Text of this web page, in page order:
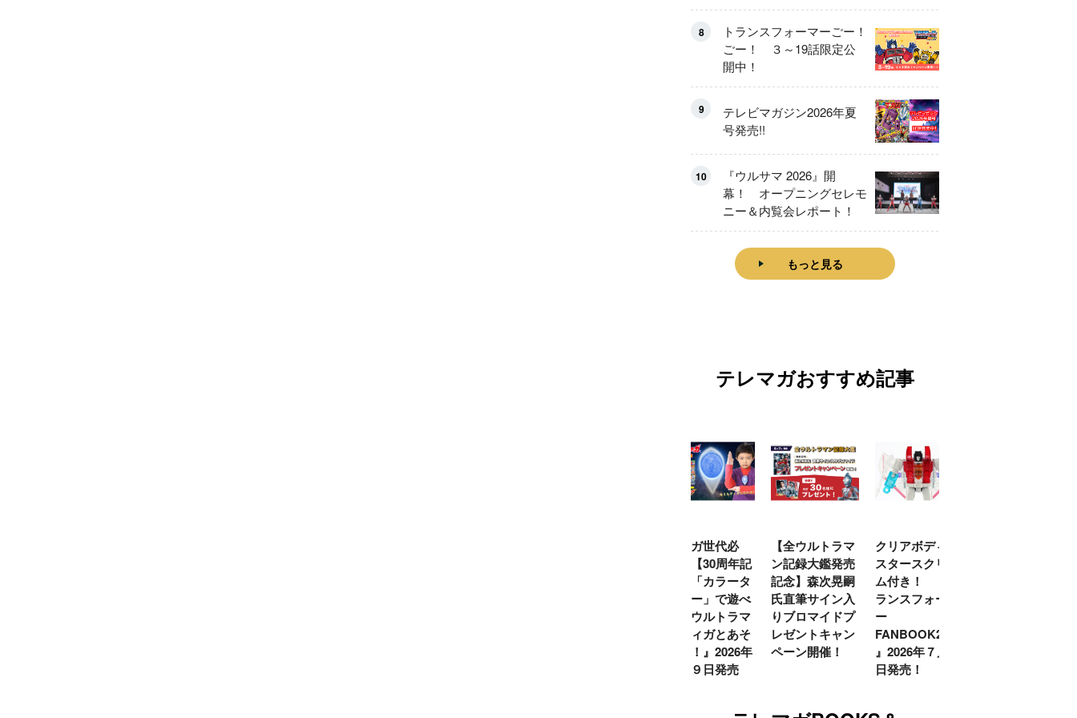
をレビュー！
8
トランスフォーマーごー！
ごー！ ３～19話限定公
開中！
9
テレビマガジン2026年夏
号発売!!
10
『ウルサマ 2026』開
幕！ オープニングセレモ
ニー＆内覧会レポート！
もっと見る
テレマガおすすめ記事
ティガ世代必
見！【30周年記
念】「カラータ
イマー」で遊べ
る『ウルトラマ
ンティガとあそ
ぼう！』2026年
７月９日発売
【全ウルトラマ
ン記録大鑑発売
記念】森次晃嗣
氏直筆サイン入
りブロマイドプ
レゼントキャン
ペーン開催！
クリアボディの
スタースクリー
ム付き！ 『ト
ランスフォーマ
ー
FANBOOK2026
』2026年７月31
日発売！